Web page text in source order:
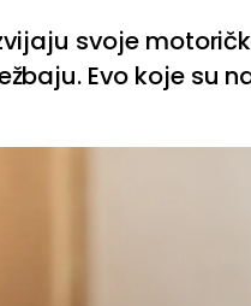
svoje
Evo koje su